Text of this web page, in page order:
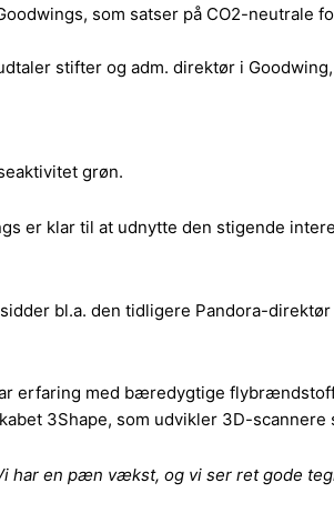
som satser på CO2-neutrale
stifter og adm. direktør i
grøn.
er klar til at udnytte den stigende
bl.a. den tidligere Pandora-
erfaring med bæredygtige
3Shape, som udvikler 3D-
har en pæn vækst, og vi ser ret gode